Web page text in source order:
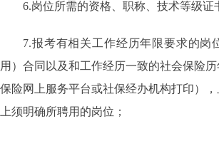
6.岗位所需的资格、职称、技术等级证
7.报考有相关工作经历年限要求的岗
用）合同以及和工作经历一致的社会保险
保险网上服务平台或社保经办机构打印）
上须明确所聘用的岗位；